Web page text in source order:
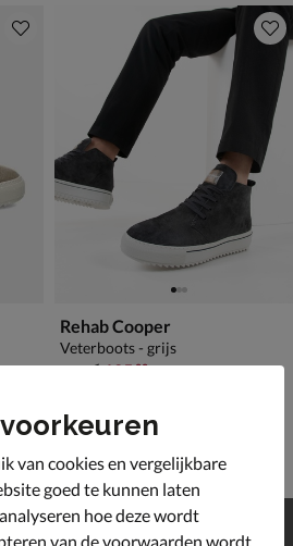
Rehab Cooper
Veterboots - grijs
van € 179,99 voor € 125,99
125,99
van cookies en vergelijkbare
goed te kunnen laten
hoe deze wordt
van de voorwaarden wordt